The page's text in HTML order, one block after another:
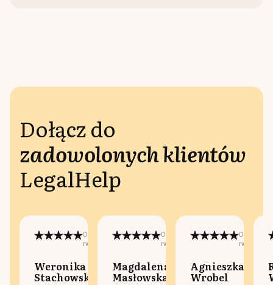
Dołącz do
zadowolonych klientów
LegalHelp
Opublikowano
na:
Weronika
Stachowska
Opublikowano
na:
Magdalena
Masłowska
na:
Agnieszka
Wrobel